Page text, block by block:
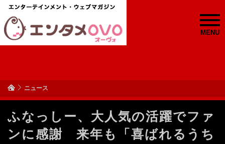
MENU
ニュース
ふなっしー、大人気の活躍でファ
ンに感謝 来年も「喜ばれるうち